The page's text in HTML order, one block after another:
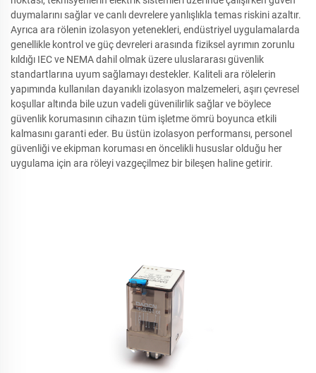
duymalarını sağlar ve canlı devrelere yanlışlıkla temas riskini azaltır.
Ayrıca ara rölenin izolasyon yetenekleri, endüstriyel uygulamalarda
genellikle kontrol ve güç devreleri arasında fiziksel ayrımın zorunlu
kıldığı IEC ve NEMA dahil olmak üzere uluslararası güvenlik
standartlarına uyum sağlamayı destekler. Kaliteli ara rölelerin
yapımında kullanılan dayanıklı izolasyon malzemeleri, aşırı çevresel
koşullar altında bile uzun vadeli güvenilirlik sağlar ve böylece
güvenlik korumasının cihazın tüm işletme ömrü boyunca etkili
kalmasını garanti eder. Bu üstün izolasyon performansı, personel
güvenliği ve ekipman koruması en öncelikli hususlar olduğu her
uygulama için ara röleyi vazgeçilmez bir bileşen haline getirir.